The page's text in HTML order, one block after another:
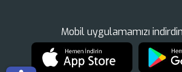
Mobil uygulamamızı